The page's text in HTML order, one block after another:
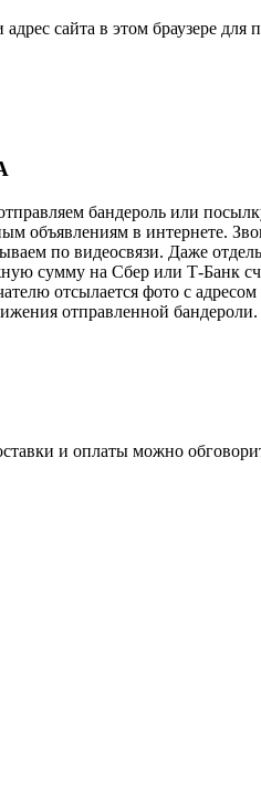
сайта в этом браузере
бандероль или
объявлениям в интернете.
по видеосвязи. Даже
сумму на Сбер или Т-Банк
отсылается фото с
отправленной бандероли.
и оплаты можно